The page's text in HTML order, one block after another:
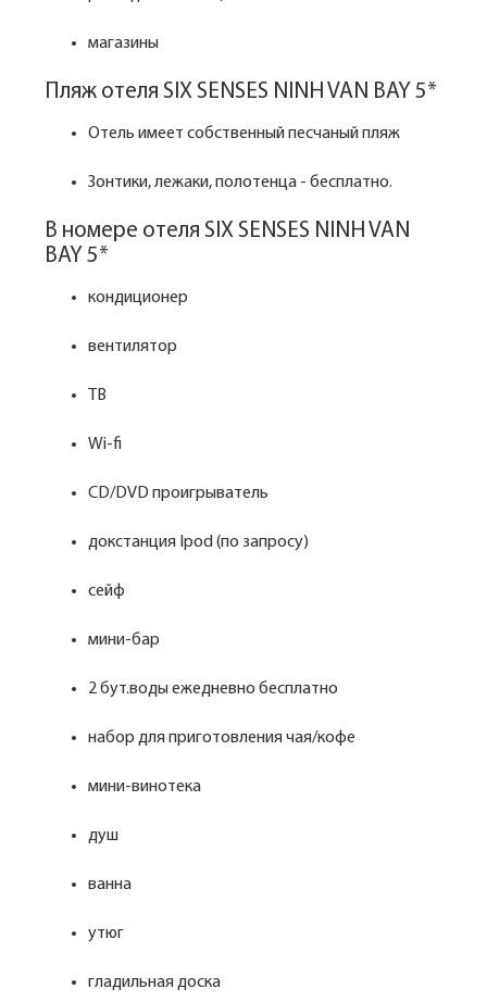
магазины
Пляж отеля SIX SENSES NINH VAN BAY 5*
Отель имеет собственный песчаный пляж
Зонтики, лежаки, полотенца - бесплатно.
В номере отеля SIX SENSES NINH VAN
BAY 5*
кондиционер
вентилятор
ТВ
Wi-fi
CD/DVD проигрыватель
докстанция Ipod (по запросу)
сейф
мини-бар
2 бут.воды ежедневно бесплатно
набор для приготовления чая/кофе
мини-винотека
душ
ванна
утюг
гладильная доска